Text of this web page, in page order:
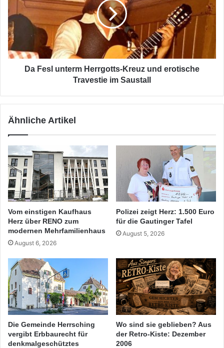
Herrgotts-
Kreuz
und
erotische
Travestie
im
SaustallDa Fesl unterm Herrgotts-Kreuz und erotische
Travestie im Saustall
Ähnliche Artikel
Vom einstigen Kaufhaus
Herz über RENO zum
modernen Mehrfamilienhaus
August 6, 2026
Polizei zeigt Herz: 1.500 Euro
für die Gautinger Tafel
August 5, 2026
Die Gemeinde Herrsching
vergibt Erbbaurecht für
denkmalgeschütztes
Wo sind sie geblieben? Aus
der Retro-Kiste: Dezember
2006